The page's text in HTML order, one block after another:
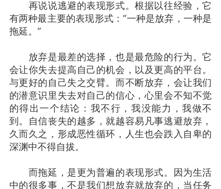
再说说逃避的表现形式。根据以往经验，它
有两种最主要的表现形式：“一种是放弃，一种是
拖延。”
放弃是最差的选择，也是最危险的行为。它
会让你失去提高自己的机会，以及更高的平台。
与更好的自己失之交臂。而不断放弃，会让我们
的潜意识里失去对自己的信心，心里会不知不觉
的得出一个结论：我不行，我没能力，我做不
到。自信丧失的越多，就越容易凡事逃避放弃，
久而久之，形成恶性循环，人生也会跌入自卑的
深渊中不得自拔。
而拖延，是更为普遍的表现形式。因为生活
中的很多事，不是我们想放弃就放弃的，当任务